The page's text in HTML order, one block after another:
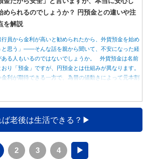
められるのでしょうか？ 円預金との違いや注
を解説
行員から金利が高いと勧められたから、外貨預金を始め
と思う」――そんな話を親から聞いて、不安になった経
ある人もいるのではないでしょうか。 外貨預金は名前
おり「預金」ですが、円預金とは仕組みが異なります。
金利が期待できる一方で、為替の値動きによって元本割
老後は生活できる？
2 3 4 ▶